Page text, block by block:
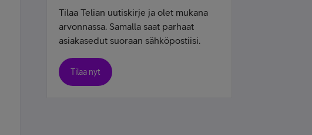
Tilaa Telian uutiskirje ja olet mukana
arvonnassa. Samalla saat parhaat
asiakasedut suoraan sähköpostiisi.
Tilaa nyt